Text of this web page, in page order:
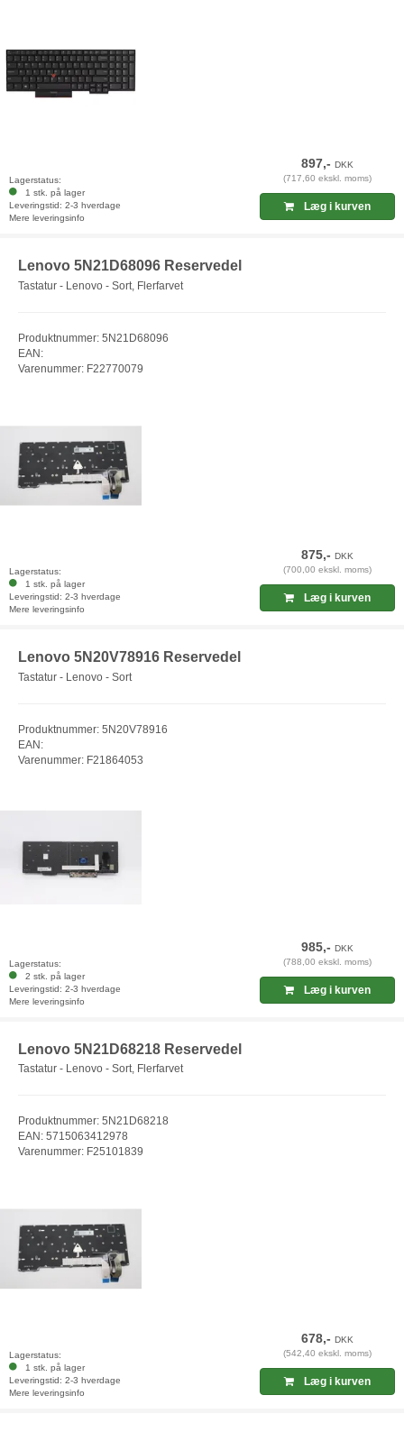
Lagerstatus:
1 stk. på lager
Leveringstid: 2-3 hverdage
Mere leveringsinfo
897,-DKK
(717,60 ekskl. moms)
Læg i kurven
Lenovo 5N21D68096 Reservedel
Tastatur - Lenovo - Sort, Flerfarvet
Produktnummer: 5N21D68096
EAN:
Varenummer: F22770079
Lagerstatus:
1 stk. på lager
Leveringstid: 2-3 hverdage
Mere leveringsinfo
875,-DKK
(700,00 ekskl. moms)
Læg i kurven
Lenovo 5N20V78916 Reservedel
Tastatur - Lenovo - Sort
Produktnummer: 5N20V78916
EAN:
Varenummer: F21864053
Lagerstatus:
2 stk. på lager
Leveringstid: 2-3 hverdage
Mere leveringsinfo
985,-DKK
(788,00 ekskl. moms)
Læg i kurven
Lenovo 5N21D68218 Reservedel
Tastatur - Lenovo - Sort, Flerfarvet
Produktnummer: 5N21D68218
EAN: 5715063412978
Varenummer: F25101839
Lagerstatus:
1 stk. på lager
Leveringstid: 2-3 hverdage
Mere leveringsinfo
678,-DKK
(542,40 ekskl. moms)
Læg i kurven